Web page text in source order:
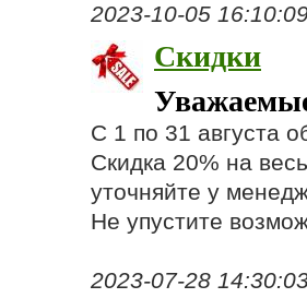
2023-10-05
Скидки
С 1 по 31 августа
Скидка 20% на
уточняйте у
Не упустите
2023-07-28